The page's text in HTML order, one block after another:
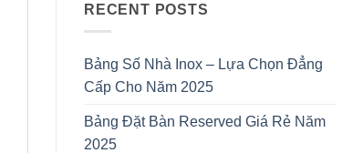
RECENT POSTS
Bảng Số Nhà Inox – Lựa Chọn Đẳng
Cấp Cho Năm 2025
Bảng Đặt Bàn Reserved Giá Rẻ Năm
2025